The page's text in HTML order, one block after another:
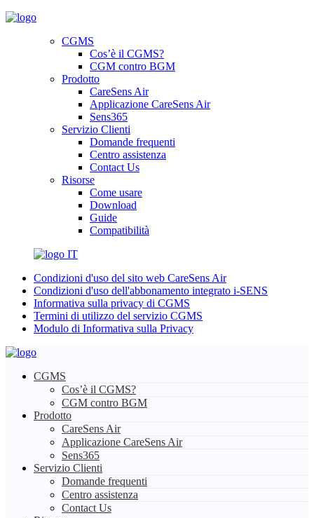
CGMS
Cos’è il CGMS?
CGM contro BGM
Prodotto
CareSens Air
Applicazione CareSens Air
Sens365
Servizio Clienti
Domande frequenti
Centro assistenza
Contact Us
Risorse
Come usare
Download
Guide
Compatibilità
IT
Condizioni d'uso del sito web CareSens Air
Condizioni d'uso dell'abbonamento integrato i-SENS
Informativa sulla privacy di CGMS
Termini di utilizzo del servizio CGMS
Modulo di Informativa sulla Privacy
CGMS
Cos’è il CGMS?
CGM contro BGM
Prodotto
CareSens Air
Applicazione CareSens Air
Sens365
Servizio Clienti
Domande frequenti
Centro assistenza
Contact Us